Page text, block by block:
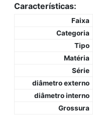
Características:
Faixa
Categoria
Tipo
Matéria
Série
diâmetro externo
diâmetro interno
Grossura